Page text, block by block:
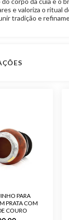
e valoriza o ritual
tradição e
PARA
PRATA COM
COURO